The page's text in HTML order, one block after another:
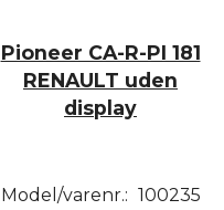
Pioneer CA-R-PI 181
RENAULT uden
display
Model/varenr.: 100235